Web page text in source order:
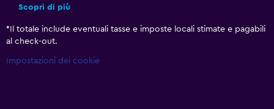
Scopri di più
* Il totale include eventuali tasse e imposte locali stimate e pagabili
al check-out.
Impostazioni dei cookie